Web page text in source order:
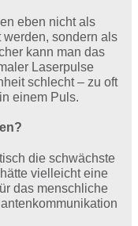
eben nicht als
sondern als
kann man das
Laserpulse
schlecht – zu oft
einem Puls.
die schwächste
vielleicht eine
das menschliche